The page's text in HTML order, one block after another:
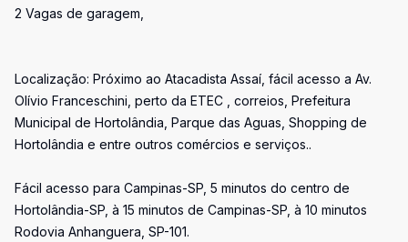
2 Vagas de garagem,
Localização: Próximo ao Atacadista Assaí, fácil acesso a Av.
Olívio Franceschini, perto da ETEC , correios, Prefeitura
Municipal de Hortolândia, Parque das Aguas, Shopping de
Hortolândia e entre outros comércios e serviços..
Fácil acesso para Campinas-SP, 5 minutos do centro de
Hortolândia-SP, à 15 minutos de Campinas-SP, à 10 minutos
Rodovia Anhanguera, SP-101.